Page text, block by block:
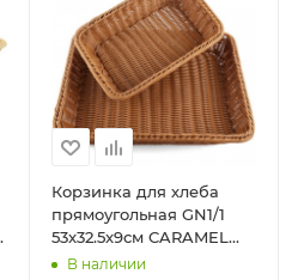
Корзинка для хлеба
прямоугольная GN1/1
53x32.5x9см CARAMEL
Profi-Chef
В наличии